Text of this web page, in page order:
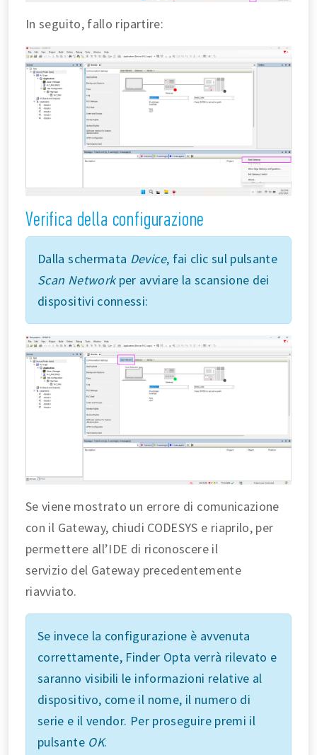
In seguito, fallo ripartire:
Verifica della configurazione
Dalla schermata Device, fai clic sul pulsante
Scan Networkper avviare la scansione dei
dispositivi connessi:
Se viene mostrato un errore di comunicazione
con il Gateway, chiudi CODESYS e riaprilo, per
permettere all’IDE di riconoscere il
servizio del Gateway precedentemente
riavviato.
Se invece la configurazione è avvenuta
correttamente, Finder Opta verrà rilevato e
saranno visibili le informazioni relative al
dispositivo, come il nome, il numero di
serie e il vendor. Per proseguire premi il
pulsante OK.